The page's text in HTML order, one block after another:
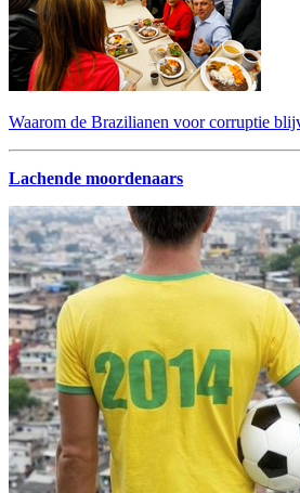
Waarom de Brazilianen voor corruptie
Lachende moordenaars